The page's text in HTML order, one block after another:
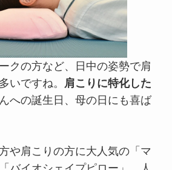
クの方など、日中の姿勢で肩
いですね。 肩こりに特化した
への誕生日、母の日にも喜ば
や肩こりの方に大人気の「マ